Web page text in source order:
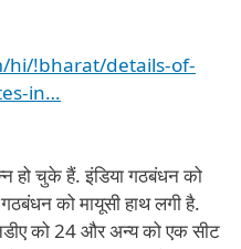
hi/!bharat/details-of-
in…
हो चुके हैं. इंडिया गठबंधन को
को मायूसी हाथ लगी है.
को 24 और अन्य को एक सीट